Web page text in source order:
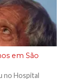
em São
no Hospital